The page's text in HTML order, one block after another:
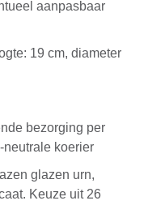
aanpasbaar
19 cm, diameter
bezorging per
neutrale koerier
glazen urn,
Keuze uit 26